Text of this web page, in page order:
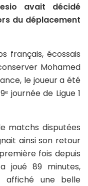
avait décidé
du déplacement
français, écossais
Mohamed
le joueur a été
journée de Ligue 1
matchs disputées
ainsi son retour
fois depuis
joué 89 minutes,
affiché une belle